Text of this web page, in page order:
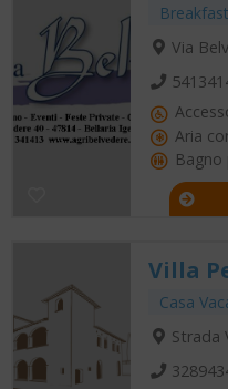
Breakfast
Via
Aria
Bagno
Villa
Casa
Strada